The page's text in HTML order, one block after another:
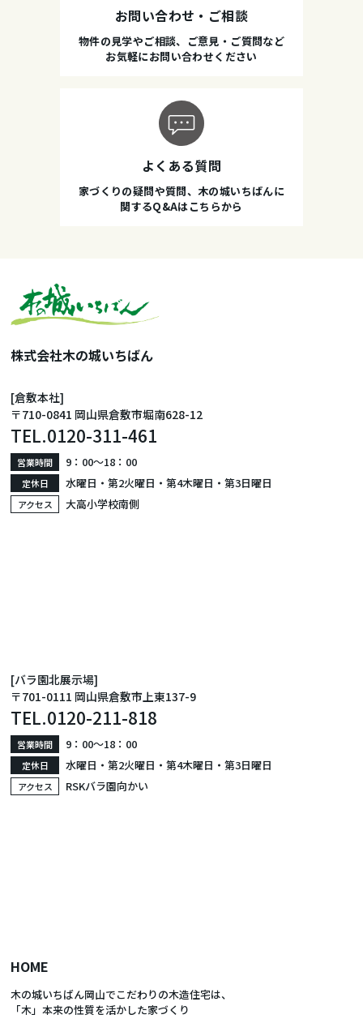
お問い合わせ・ご相談
物件の見学やご相談、ご意見・ご質問など
お気軽にお問い合わせください
よくある質問
家づくりの疑問や質問、木の城いちばんに
関するQ&Aはこちらから
株式会社木の城いちばん
[倉敷本社]
〒710-0841 岡山県倉敷市堀南628-12
TEL.0120-311-461
営業時間 9：00〜18：00
定休日 水曜日・第2火曜日・第4木曜日・第3日曜日
アクセス 大高小学校南側
[バラ園北展示場]
〒701-0111 岡山県倉敷市上東137-9
TEL.0120-211-818
営業時間 9：00〜18：00
定休日 水曜日・第2火曜日・第4木曜日・第3日曜日
アクセス RSKバラ園向かい
HOME
木の城いちばん岡山でこだわりの木造住宅は、
「木」本来の性質を活かした家づくり